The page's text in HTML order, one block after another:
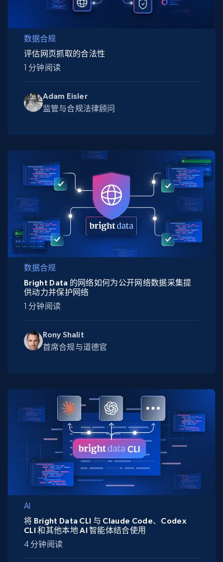
数据合规
Adam Eisler
监管与合规法律顾问
评估网页抓取的合法性
1 分钟阅读
数据合规
Rony Shalit
首席合规与道德官
Bright Data 的网络如何为公开网络数据采集提
供动力并保护网络
1 分钟阅读
AI
将 Bright Data CLI 与 Claude Code、Codex
CLI 和其他本地 AI 智能体结合使用
4 分钟阅读